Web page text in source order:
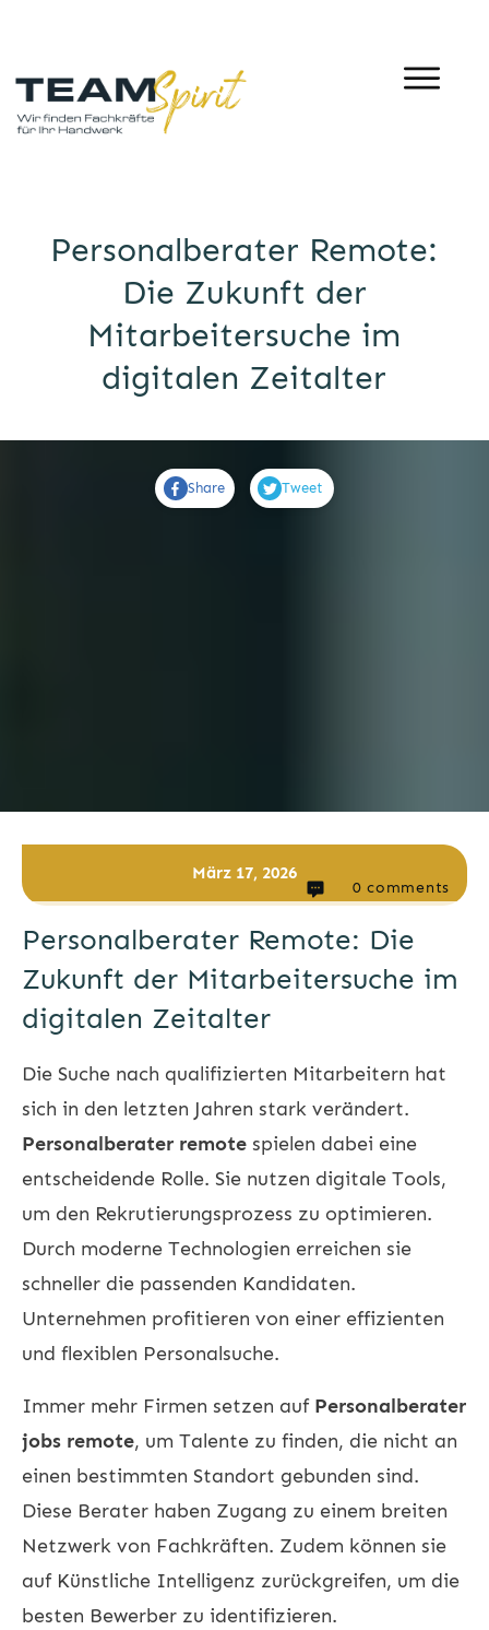
Personalberater Remote:
Die Zukunft der
Mitarbeitersuche im
digitalen Zeitalter
Share Tweet
März 17, 2026
0 comments
Personalberater Remote: Die
Zukunft der Mitarbeitersuche im
digitalen Zeitalter
Die Suche nach qualifizierten Mitarbeitern hat
sich in den letzten Jahren stark verändert.
Personalberater remote spielen dabei eine
entscheidende Rolle. Sie nutzen digitale Tools,
um den Rekrutierungsprozess zu optimieren.
Durch moderne Technologien erreichen sie
schneller die passenden Kandidaten.
Unternehmen profitieren von einer effizienten
und flexiblen Personalsuche.
Immer mehr Firmen setzen auf Personalberater
jobs remote, um Talente zu finden, die nicht an
einen bestimmten Standort gebunden sind.
Diese Berater haben Zugang zu einem breiten
Netzwerk von Fachkräften. Zudem können sie
auf Künstliche Intelligenz zurückgreifen, um die
besten Bewerber zu identifizieren.